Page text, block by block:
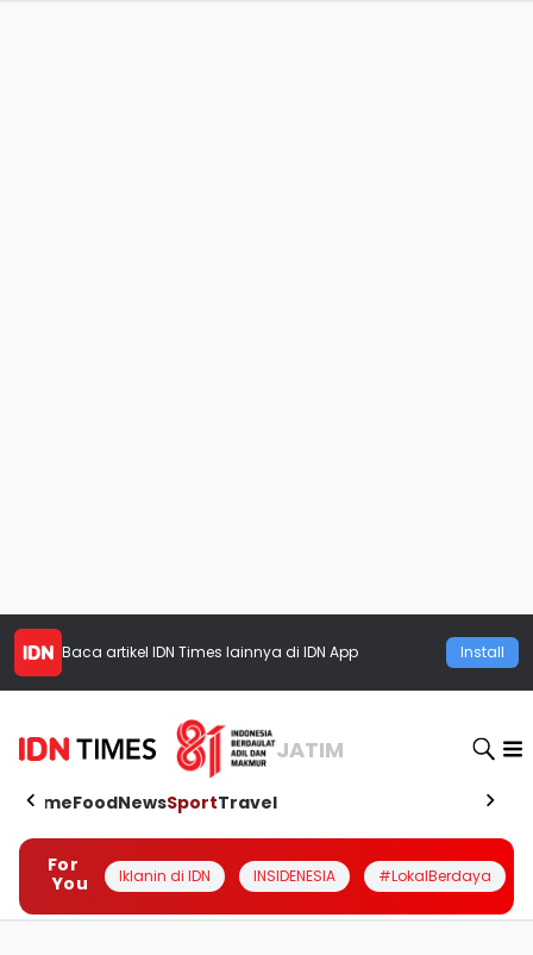
Baca artikel IDN Times lainnya di IDN App Install
JATIM
HomeFoodNewsSportTravel
For
You
Iklanin di IDN INSIDENESIA #LokalBerdaya